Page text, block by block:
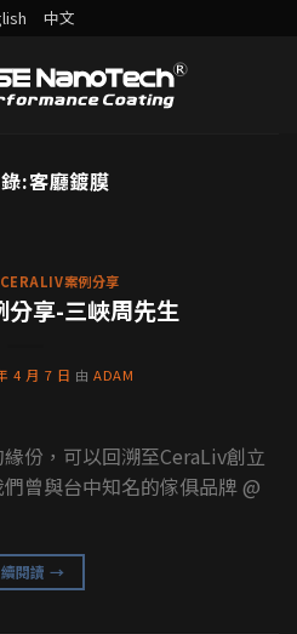
中文
:客廳鍍膜
藝術裝置鍍膜
座是羅 [...] [...]
CERALIV案例分享
分享-三峽周先生
4 月 7 日 由 ADAM
份，可以回溯至CeraLiv創立
曾與台中知名的傢俱品牌 @
閱讀→